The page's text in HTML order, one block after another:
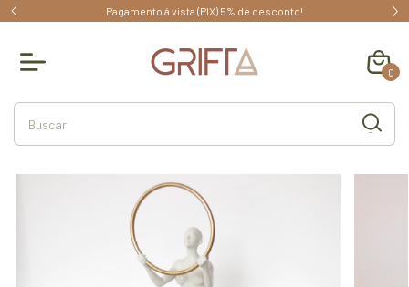
Pagamento á vista (PIX) 5% de desconto!
0